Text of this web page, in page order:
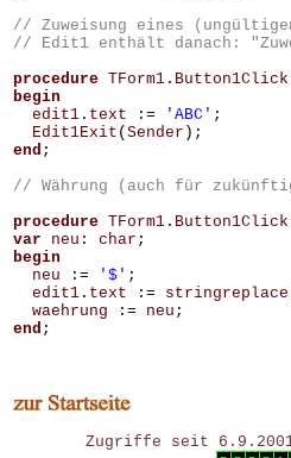
// Zuweisung eines
// Edit1 enthält danach:
procedure TForm1 . Button1Click
begin
edit1 . text := 'ABC' ;
Edit1Exit ( Sender );
end ;
// Währung (auch für
procedure TForm1 . Button1Click
var
neu : char ;
begin
neu
:= '$' ;
edit1 . text := stringreplace
waehrung
:= neu ;
end ;
Zugriffe seit